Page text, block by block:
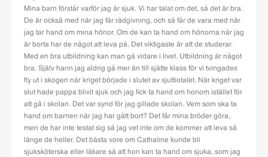
Mina barn förstår varför jag är sjuk. Vi har talat om det, så det är bra.
De är också med när jag får rådgivning, och så får de vara med när
jag tar hand om mina hönor. Om de kan ta hand om hönorna när jag
är borta har de något att leva på. Det viktigaste är att de studerar.
Med en bra utbildning kan man gå vidare i livet. Utbildning är något
bra. Själv hann jag aldrig gå mer än till sjätte klass för vi tvingades
fly ut i skogen när kriget började i slutet av sjuttiotalet. När kriget var
slut hade pappa blivit sjuk och jag fick ta hand om honom istället för
att gå i skolan. Det var synd för jag gillade skolan. Vem som ska ta
hand om barnen när jag har gått bort? Det får mina bröder göra,
men de har inte testat sig så jag vet inte om de kommer att leva så
länge de heller. Det bästa vore om Cathaline kunde bli
sjuksköterska eller läkare så att hon kan ta hand om sjuka, som jag